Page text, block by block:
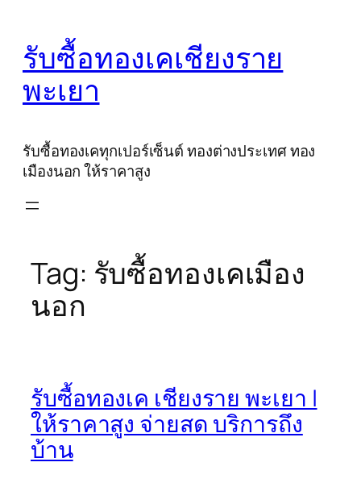
content
รับซื้อทองเคเชียงราย
พะเยา
รับซื้อทองเคทุกเปอร์เซ็นต์ ทองต่างประเทศ ทอง
เมืองนอก ให้ราคาสูง
Tag: รับซื้อทองเคเมือง
นอก
รับซื้อทองเค เชียงราย พะเยา |
ให้ราคาสูง จ่ายสด บริการถึง
บ้าน